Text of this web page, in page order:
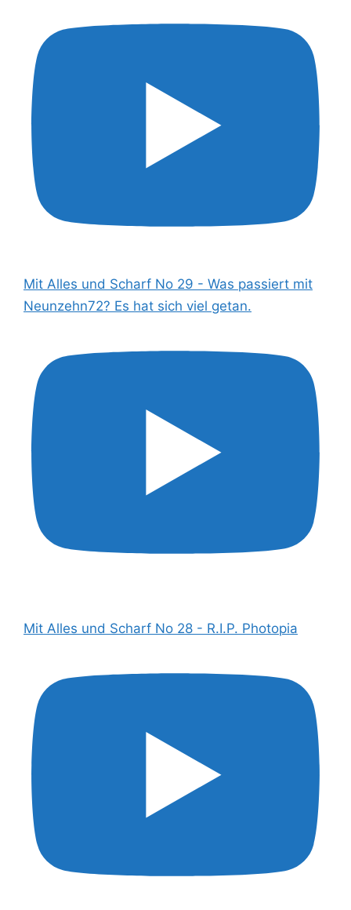
Mit Alles und Scharf No 29 - Was passiert mit
Neunzehn72? Es hat sich viel getan.
Mit Alles und Scharf No 28 - R.I.P. Photopia